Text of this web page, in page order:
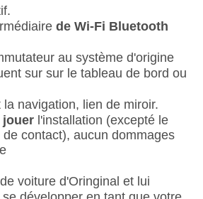
de Wi-Fi Bluetooth
au système d'origine
sur sur le tableau de bord ou
navigation, lien de miroir.
jouerl'installation (excepté le
contact), aucun dommages
voiture d'Oringinal et lui